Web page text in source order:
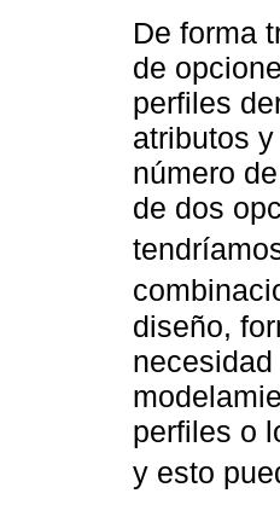
De forma
de
perfiles
atributos
número
de dos
diseño,
perfiles o
y esto